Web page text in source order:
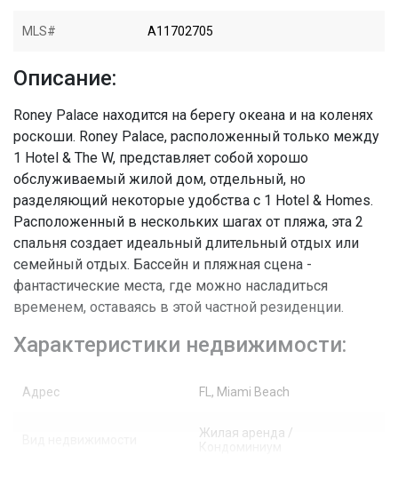
MLS# A11702705
Описание:
Roney Palace находится на берегу океана и на коленях
роскоши. Roney Palace, расположенный только между
1 Hotel & The W, представляет собой хорошо
обслуживаемый жилой дом, отдельный, но
разделяющий некоторые удобства с 1 Hotel & Homes.
Расположенный в нескольких шагах от пляжа, эта 2
спальня создает идеальный длительный отдых или
семейный отдых. Бассейн и пляжная сцена -
фантастические места, где можно насладиться
временем, оставаясь в этой частной резиденции.
Характеристики недвижимости:
Адрес FL, Miami Beach
Жилая аренда /